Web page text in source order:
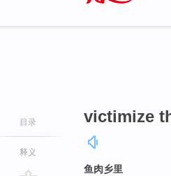
目录
释义
victimize
鱼肉乡里